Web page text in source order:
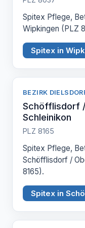
Spitex Pflege,
Wipkingen (PLZ
Spitex in
BEZIRK
Schöfflisdorf
Schleinikon
PLZ 8165
Spitex Pflege,
Schöfflisdorf /
8165).
Spitex in